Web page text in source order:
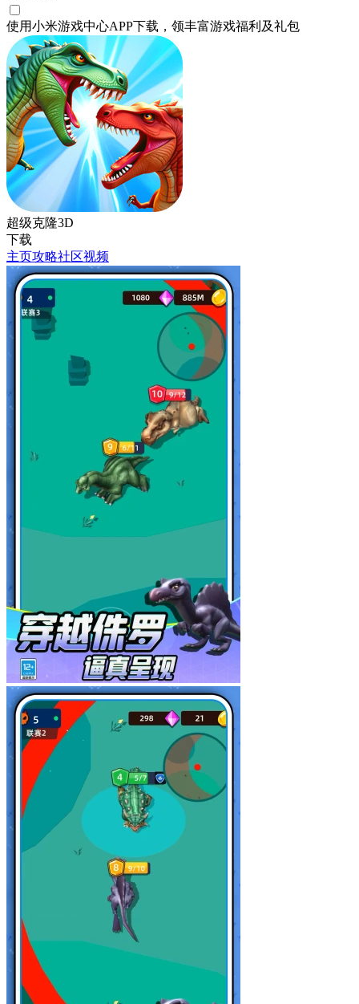
使用小米游戏中心APP下载 ，领丰富游戏福利 及礼包
超级克隆3D
下载
主页攻略社区视频